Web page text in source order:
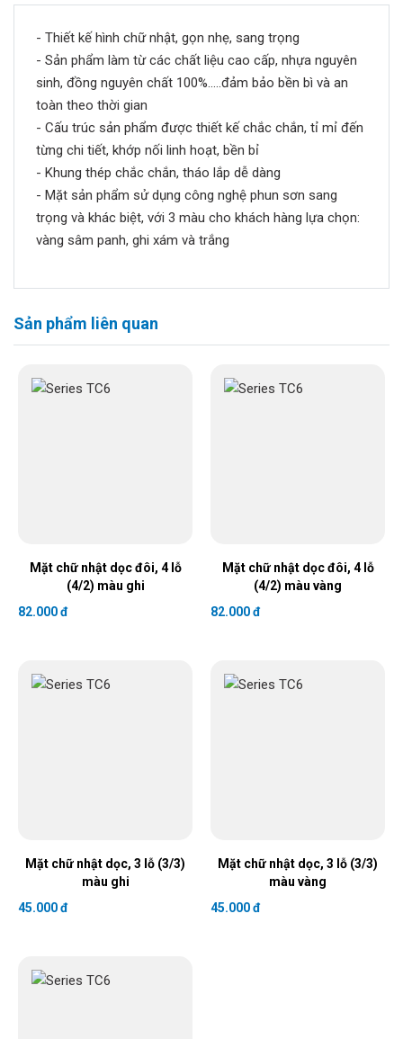
- Thiết kế hình chữ nhật, gọn nhẹ, sang trọng
- Sản phẩm làm từ các chất liệu cao cấp, nhựa nguyên
sinh, đồng nguyên chất 100%.....đảm bảo bền bì và an
toàn theo thời gian
- Cấu trúc sản phẩm được thiết kế chắc chắn, tỉ mỉ đến
từng chi tiết, khớp nối linh hoạt, bền bỉ
- Khung thép chắc chắn, tháo lắp dễ dàng
- Mặt sản phẩm sử dụng công nghệ phun sơn sang
trọng và khác biệt, với 3 màu cho khách hàng lựa chọn:
vàng sâm panh, ghi xám và trắng
Sản phẩm liên quan
Mặt chữ nhật dọc đôi, 4 lỗ
(4/2) màu ghi
82.000 đ
Mặt chữ nhật dọc đôi, 4 lỗ
(4/2) màu vàng
82.000 đ
Mặt chữ nhật dọc, 3 lỗ (3/3)
màu ghi
45.000 đ
Mặt chữ nhật dọc, 3 lỗ (3/3)
màu vàng
45.000 đ